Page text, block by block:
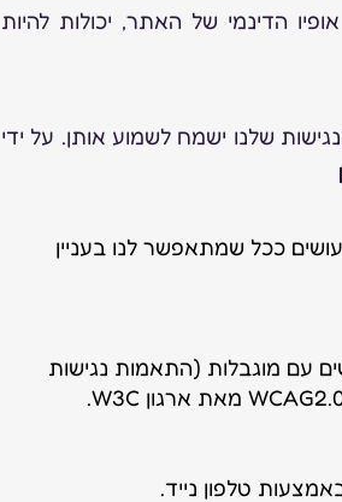
הדינמי של האתר, יכולות להיות
שלנו ישמח לשמוע אותן. על ידי
ככל שמתאפשר לנו בעניין
עם מוגבלות (התאמות נגישות
טלפון נייד.